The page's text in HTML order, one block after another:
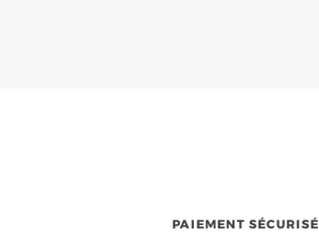
PAIEMENT SÉCURISÉ